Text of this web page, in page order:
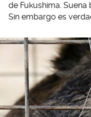
de Fukushima. Suena
Sin embargo es